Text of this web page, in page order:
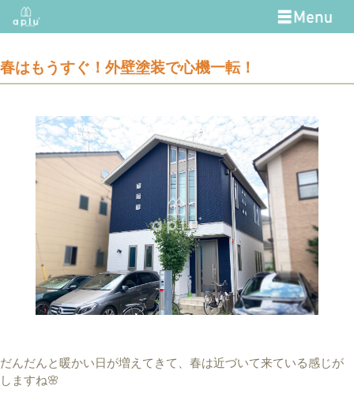
春はもうすぐ！外壁塗装で心機一転！
だんだんと暖かい日が増えてきて、春は近づいて来ている感じが
しますね🌸